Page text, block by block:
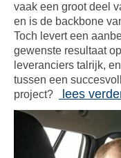
vaak een groot deel
en is de backbone
Toch levert een
gewenste resultaat
leveranciers talrijk,
tussen een
project?
lees